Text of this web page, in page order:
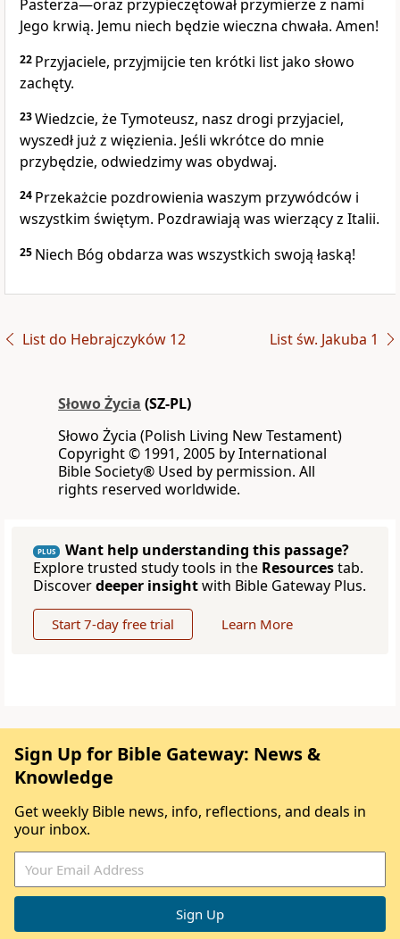
Pasterza—oraz przypieczętował przymierze z nami
Jego krwią. Jemu niech będzie wieczna chwała. Amen!
22 Przyjaciele, przyjmijcie ten krótki list jako słowo
zachęty.
23Wiedzcie, że Tymoteusz, nasz drogi przyjaciel,
wyszedł już z więzienia. Jeśli wkrótce do mnie
przybędzie, odwiedzimy was obydwaj.
24 Przekażcie pozdrowienia waszym przywódców i
wszystkim świętym. Pozdrawiają was wierzący z Italii.
25 Niech Bóg obdarza was wszystkich swoją łaską!
List do Hebrajczyków 12 List św. Jakuba 1
Słowo Życia (SZ-PL)
Słowo Życia (Polish Living New Testament)
Copyright © 1991, 2005 by International
Bible Society® Used by permission. All
rights reserved worldwide.
PLUS
Want help understanding this passage?
Explore trusted study tools in the Resourcestab.
Discoverdeeper insightwith Bible Gateway Plus.
Start 7-day free trial Learn More
Sign Up for Bible Gateway: News &
Knowledge
Get weekly Bible news, info, reflections, and deals in
your inbox.